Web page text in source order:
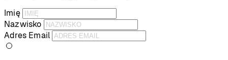
Imię
Nazwisko
Adres Email